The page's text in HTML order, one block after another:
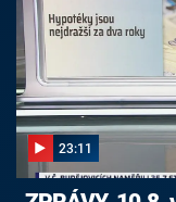
23:11